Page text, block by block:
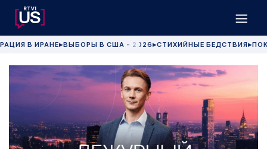
В ИРАНЕ▶ВЫБОРЫ В США - 2026 ▶СТИХИЙНЫЕ БЕДСТВИЯ▶